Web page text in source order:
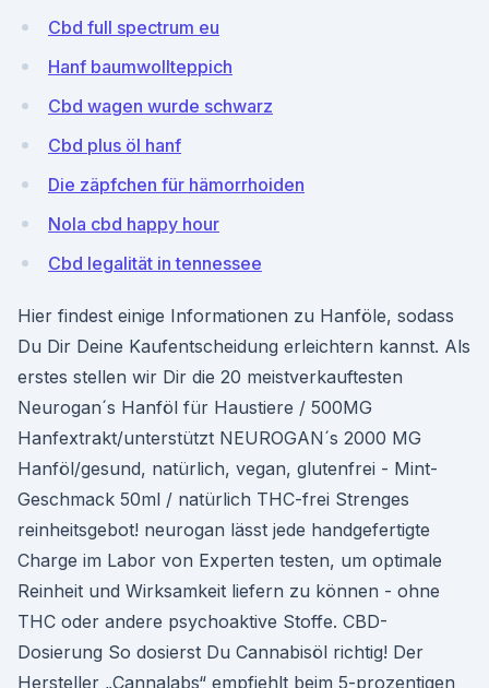
Cbd full spectrum eu
Hanf baumwollteppich
Cbd wagen wurde schwarz
Cbd plus öl hanf
Die zäpfchen für hämorrhoiden
Nola cbd happy hour
Cbd legalität in tennessee
Hier findest einige Informationen zu Hanföle, sodass
Du Dir Deine Kaufentscheidung erleichtern kannst. Als
erstes stellen wir Dir die 20 meistverkauftesten
Neurogan´s Hanföl für Haustiere / 500MG
Hanfextrakt/unterstützt NEUROGAN´s 2000 MG
Hanföl/gesund, natürlich, vegan, glutenfrei - Mint-
Geschmack 50ml / natürlich THC-frei Strenges
reinheitsgebot! neurogan lässt jede handgefertigte
Charge im Labor von Experten testen, um optimale
Reinheit und Wirksamkeit liefern zu können - ohne
THC oder andere psychoaktive Stoffe. CBD-
Dosierung So dosierst Du Cannabisöl richtig! Der
Hersteller „Cannalabs“ empfiehlt beim 5-prozentigen